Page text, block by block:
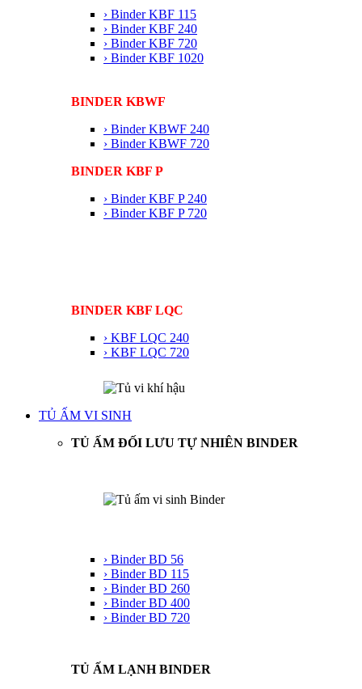
› Binder KBF 115
› Binder KBF 240
› Binder KBF 720
› Binder KBF 1020
BINDER KBWF
› Binder KBWF 240
› Binder KBWF 720
BINDER KBF P
› Binder KBF P 240
› Binder KBF P 720
BINDER KBF LQC
› KBF LQC 240
› KBF LQC 720
TỦ ẤM VI SINH
TỦ ẤM ĐỐI LƯU TỰ NHIÊN BINDER
› Binder BD 56
› Binder BD 115
› Binder BD 260
› Binder BD 400
› Binder BD 720
TỦ ẤM LẠNH BINDER